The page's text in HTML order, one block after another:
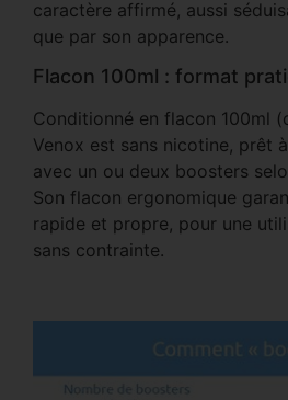
caractère affirmé, aussi
que par son apparence.
Flacon 100ml : format
Conditionné en flacon 100ml
Venox est sans nicotine, prêt
avec un ou deux boosters
Son flacon ergonomique
rapide et propre, pour une
sans contrainte.